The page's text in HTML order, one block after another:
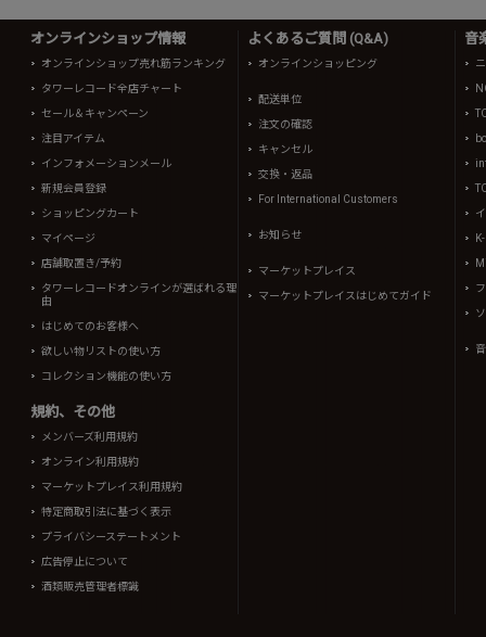
オンラインショップ情報
オンラインショップ売れ筋ランキング
タワーレコード全店チャート
セール＆キャンペーン
注目アイテム
インフォメーションメール
新規会員登録
ショッピングカート
マイページ
店舗取置き/予約
タワーレコードオンラインが選ばれる理
由
はじめてのお客様へ
欲しい物リストの使い方
コレクション機能の使い方
規約、その他
メンバーズ利用規約
オンライン利用規約
マーケットプレイス利用規約
特定商取引法に基づく表示
プライバシーステートメント
広告停止について
酒類販売管理者標識
よくあるご質問 (Q&A)
オンラインショッピング
配送単位
注文の確認
キャンセル
交換・返品
For International Customers
お知らせ
マーケットプレイス
マーケットプレイスはじめてガイド
音